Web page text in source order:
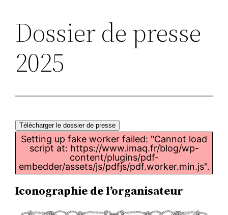
Dossier de presse
2025
Télécharger le dossier de presse
Setting up fake worker failed: "Cannot load
script at: https://www.imaq.fr/blog/wp-
content/plugins/pdf-
embedder/assets/js/pdfjs/pdf.worker.min.js".
Iconographie de l’organisateur